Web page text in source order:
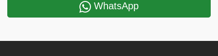
WhatsApp